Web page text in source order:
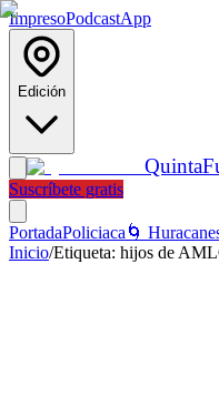
ImpresoPodcastApp
Edición
Quinta
Suscríbete gratis
PortadaPoliciaca 🌀
Inicio/Etiqueta: hijos de